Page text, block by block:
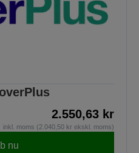
2.550,63 kr
inkl. moms (2.040,50 kr ekskl. moms)
nu